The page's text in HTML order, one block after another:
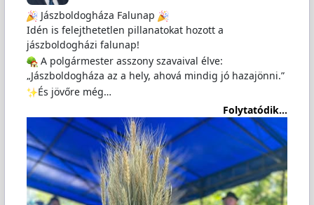
Jászboldogháza Falunap
Idén is felejthetetlen pillanatokat hozott a
jászboldogházi falunap!
A polgármester asszony szavaival élve:
„Jászboldogháza az a hely, ahová mindig jó hazajönni.”
És jövőre még…
Folytatódik...